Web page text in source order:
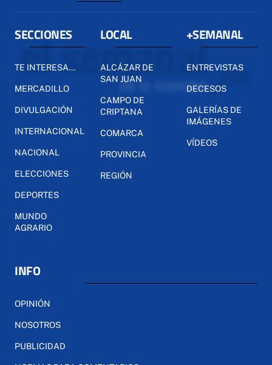
SECCIONES
TE INTERESA...
MERCADILLO
DIVULGACIÓN
INTERNACIONAL
NACIONAL
ELECCIONES
DEPORTES
MUNDO
AGRARIO
LOCAL
ALCÁZAR DE
SAN JUAN
CAMPO DE
CRIPTANA
COMARCA
PROVINCIA
REGIÓN
+SEMANAL
ENTREVISTAS
DECESOS
GALERÍAS DE
IMÁGENES
VÍDEOS
INFO
OPINIÓN
NOSOTROS
PUBLICIDAD